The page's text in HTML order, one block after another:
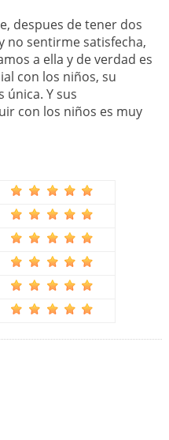
despues de tener dos
no sentirme satisfecha,
a ella y de verdad es
con los niños, su
única. Y sus
con los niños es muy